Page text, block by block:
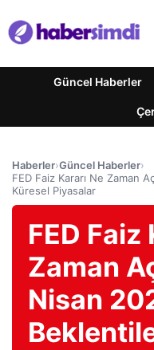
Güncel Haberler
Haberler›Güncel Haberler›
FED Faiz Kararı Ne Zaman
Küresel Piyasalar
FED Faiz
Zaman
Nisan